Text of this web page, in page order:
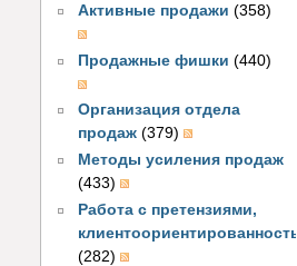
Активные продажи (358)
Продажные фишки (440)
Организация отдела
продаж (379)
Методы усиления продаж
(433)
Работа с претензиями,
клиентоориентированность
(282)